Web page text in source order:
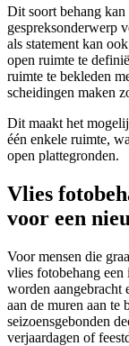
Dit soort behang kan
gespreksonderwerp
als statement kan
open ruimte te
ruimte te bekleden
scheidingen maken
Dit maakt het
één enkele ruimte,
open plattegronden.
Vlies
voor een
Voor mensen die
vlies fotobehang
worden aangebracht
aan de muren aan te
seizoensgebonden
verjaardagen of